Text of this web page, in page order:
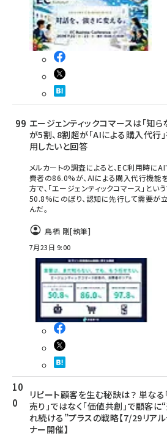
エージェンティックコマースは「知ら
が5割、8割超が「AIによる購入代行
用したいと回答
メルカートの調査によると、EC利用時に
費者の86.0%が、AIによる購入代行機能を
方で、「エージェンティックコマース」とい
50.8%にのぼり、認知に先行して需要が
んだ。
鳥栖 剛[執筆]
7月23日 9:00
リピート顧客を生む秘訣は？ 単なる
売り」ではなく「価値共創」で顧客に
れ続ける”プラスの戦略【7/29リアル
ナー開催】